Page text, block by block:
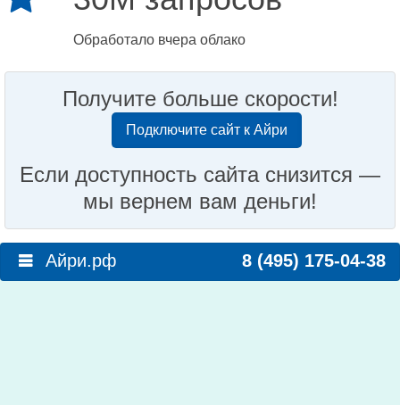
Обработало вчера облако
Получите больше скорости!
Подключите сайт к Айри
Если доступность сайта снизится —
мы вернем вам деньги!
Айри.рф 8 (495) 175-04-38